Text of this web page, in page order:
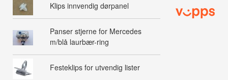
Klips innvendig dørpanel
Panser stjerne for Mercedes
m/blå laurbær-ring
Festeklips for utvendig lister